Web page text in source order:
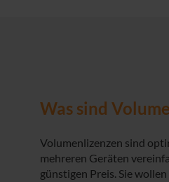
Was sind
Volumenlizenzen sind
mehreren Geräten
günstigen Preis. Sie